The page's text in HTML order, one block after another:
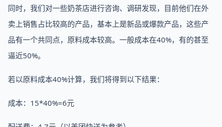
同时，我们对一些奶茶店进行咨询、调研发现，目前他们在外
卖上销售占比较高的产品，基本上是新品或爆款产品，这些产
品有一个共同点，原料成本较高。一般成本在40%，有的甚至
逼近50%。
若以原料成本40%计算，我们将得到以下结果：
成本：15*40%=6元